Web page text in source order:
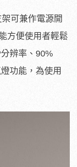
可兼作電源開
方便使用者輕鬆
辨率、90%
功能，為使用